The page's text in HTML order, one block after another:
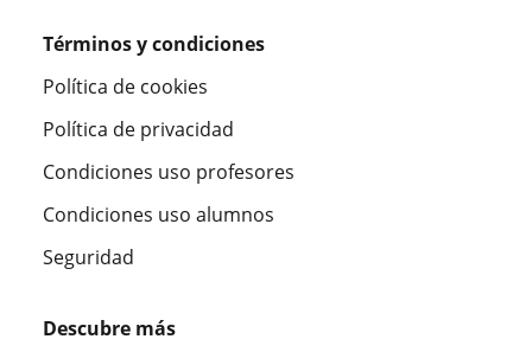
Términos y condiciones
Política de cookies
Política de privacidad
Condiciones uso profesores
Condiciones uso alumnos
Seguridad
Descubre más